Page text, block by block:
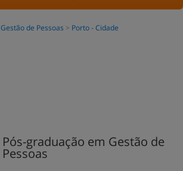
Gestão de Pessoas Porto - Cidade
Pós-graduação em Gestão de
Pessoas